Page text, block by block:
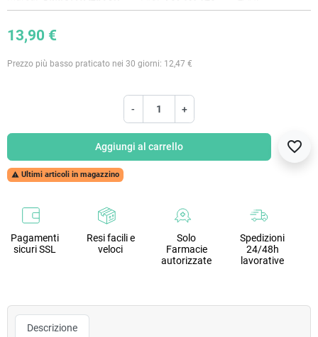
13,90 €
Prezzo più basso praticato nei 30 giorni: 12,47 €
- +
Aggiungi al carrello favorite_border
 Ultimi articoli in magazzino
Pagamenti
sicuri SSL
Resi facili e
veloci
Solo
Farmacie
autorizzate
Spedizioni
24/48h
lavorative
Descrizione